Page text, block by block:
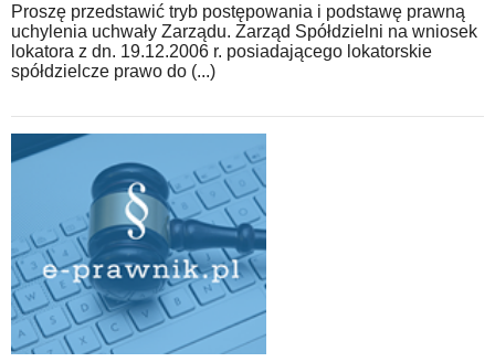
Proszę przedstawić tryb postępowania i podstawę prawną
uchylenia uchwały Zarządu. Zarząd Spółdzielni na wniosek
lokatora z dn. 19.12.2006 r. posiadającego lokatorskie
spółdzielcze prawo do (...)